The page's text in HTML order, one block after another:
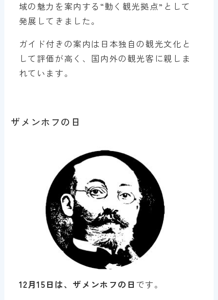
域の魅力を案内する“動く観光拠点”として
発展してきました。
ガイド付きの案内は日本独自の観光文化と
して評価が高く、国内外の観光客に親しま
れています。
ザメンホフの日
12月15日は、ザメンホフの日 です。